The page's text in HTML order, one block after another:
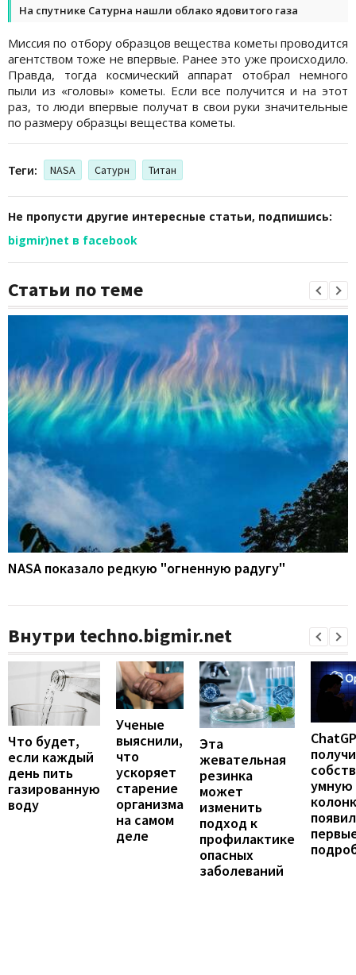
На спутнике Сатурна нашли облако ядовитого газа
Миссия по отбору образцов вещества кометы проводится
агентством тоже не впервые. Ранее это уже происходило.
Правда, тогда космический аппарат отобрал немного
пыли из «головы» кометы. Если все получится и на этот
раз, то люди впервые получат в свои руки значительные
по размеру образцы вещества кометы.
Теги: NASA Сатурн Титан
Не пропусти другие интересные статьи, подпишись:
bigmir)net в facebook
Статьи по теме
NASA показало редкую "огненную радугу"
Внутри techno.bigmir.net
Что будет,
если каждый
день пить
газированную
воду
Ученые
выяснили,
что
ускоряет
старение
организма
на самом
деле
Эта
жевательная
резинка
может
изменить
подход к
профилактике
опасных
заболеваний
умную